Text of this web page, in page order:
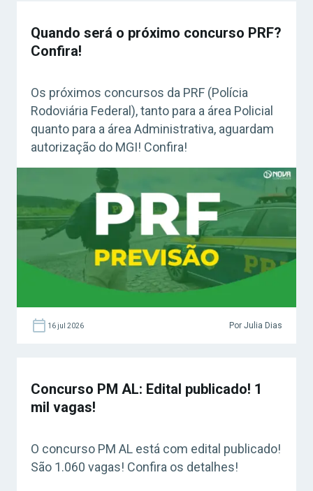
Quando será o próximo concurso PRF?
Confira!
Os próximos concursos da PRF (Polícia
Rodoviária Federal), tanto para a área Policial
quanto para a área Administrativa, aguardam
autorização do MGI! Confira!
16 jul 2026 Por Julia Dias
Concurso PM AL: Edital publicado! 1
mil vagas!
O concurso PM AL está com edital publicado!
São 1.060 vagas! Confira os detalhes!